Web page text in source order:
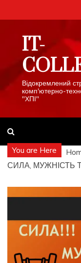
to
IT-
Відокремлений
комп'ютерно-
"ХПІ"
You are Here
СИЛА, МУЖНІСТЬ